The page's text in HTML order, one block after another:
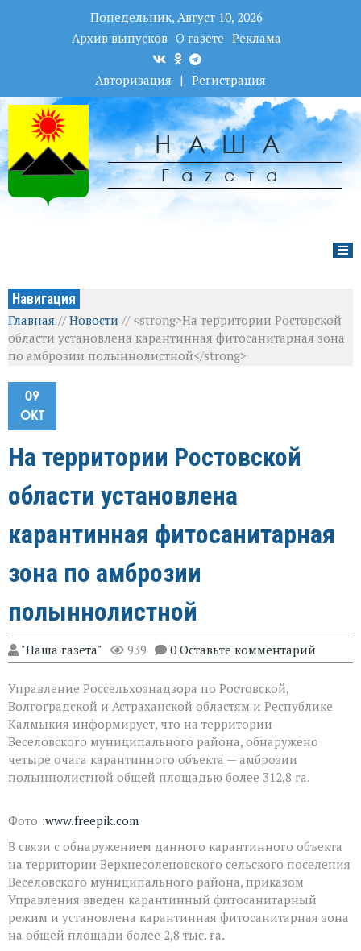
Понедельник, Август 10, 2026
Архив выпусков О газете Реклама
Авторизация | Регистрация
НАША
Гаzета
Навигация
Главная //Новости // <strong>На территории Ростовской
области установлена карантинная фитосанитарная зона
по амброзии полыннолистной</strong>
09
ОКТ
На территории Ростовской
области установлена
карантинная фитосанитарная
зона по амброзии
полыннолистной
"Наша газета" 939 0 Оставьте комментарий
Управление Россельхознадзора по Ростовской,
Волгоградской и Астраханской областям и Республике
Калмыкия информирует, что на территории
Веселовского муниципального района, обнаружено
четыре очага карантинного объекта — амброзии
полыннолистной общей площадью более 312,8 га.
Фото :www.freepik.com
В связи с обнаружением данного карантинного объекта
на территории Верхнесоленовского сельского поселения
Веселовского муниципального района, приказом
Управления введен карантинный фитосанитарный
режим и установлена карантинная фитосанитарная зона
на общей площади более 2,8 тыс. га.